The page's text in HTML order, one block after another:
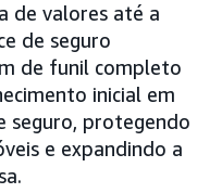
de valores até a
de seguro
de funil completo
inicial em
seguro, protegendo
e expandindo a